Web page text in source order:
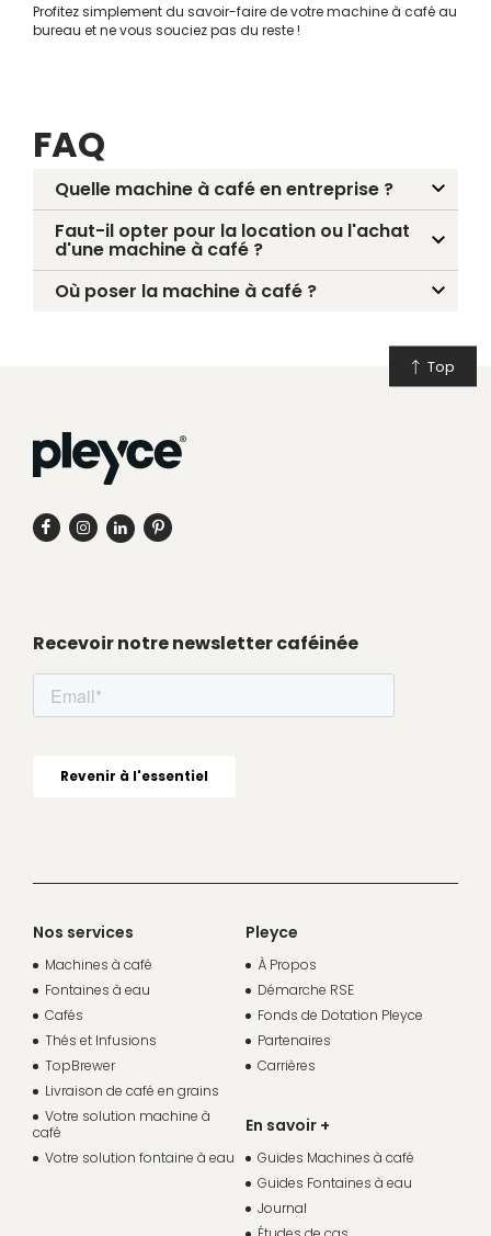
Profitez simplement du savoir-faire de votre machine à café au
bureau et ne vous souciez pas du reste !
FAQ
Quelle machine à café en entreprise ?
Faut-il opter pour la location ou l'achat
d'une machine à café ?
Où poser la machine à café ?
Top
Recevoir notre newsletter caféinée
Nos services
Machines à café
Fontaines à eau
Cafés
Thés et Infusions
TopBrewer
Livraison de café en grains
Votre solution machine à
café
Votre solution fontaine à eau
Pleyce
À Propos
Démarche RSE
Fonds de Dotation Pleyce
Partenaires
Carrières
En savoir +
Guides Machines à café
Guides Fontaines à eau
Journal